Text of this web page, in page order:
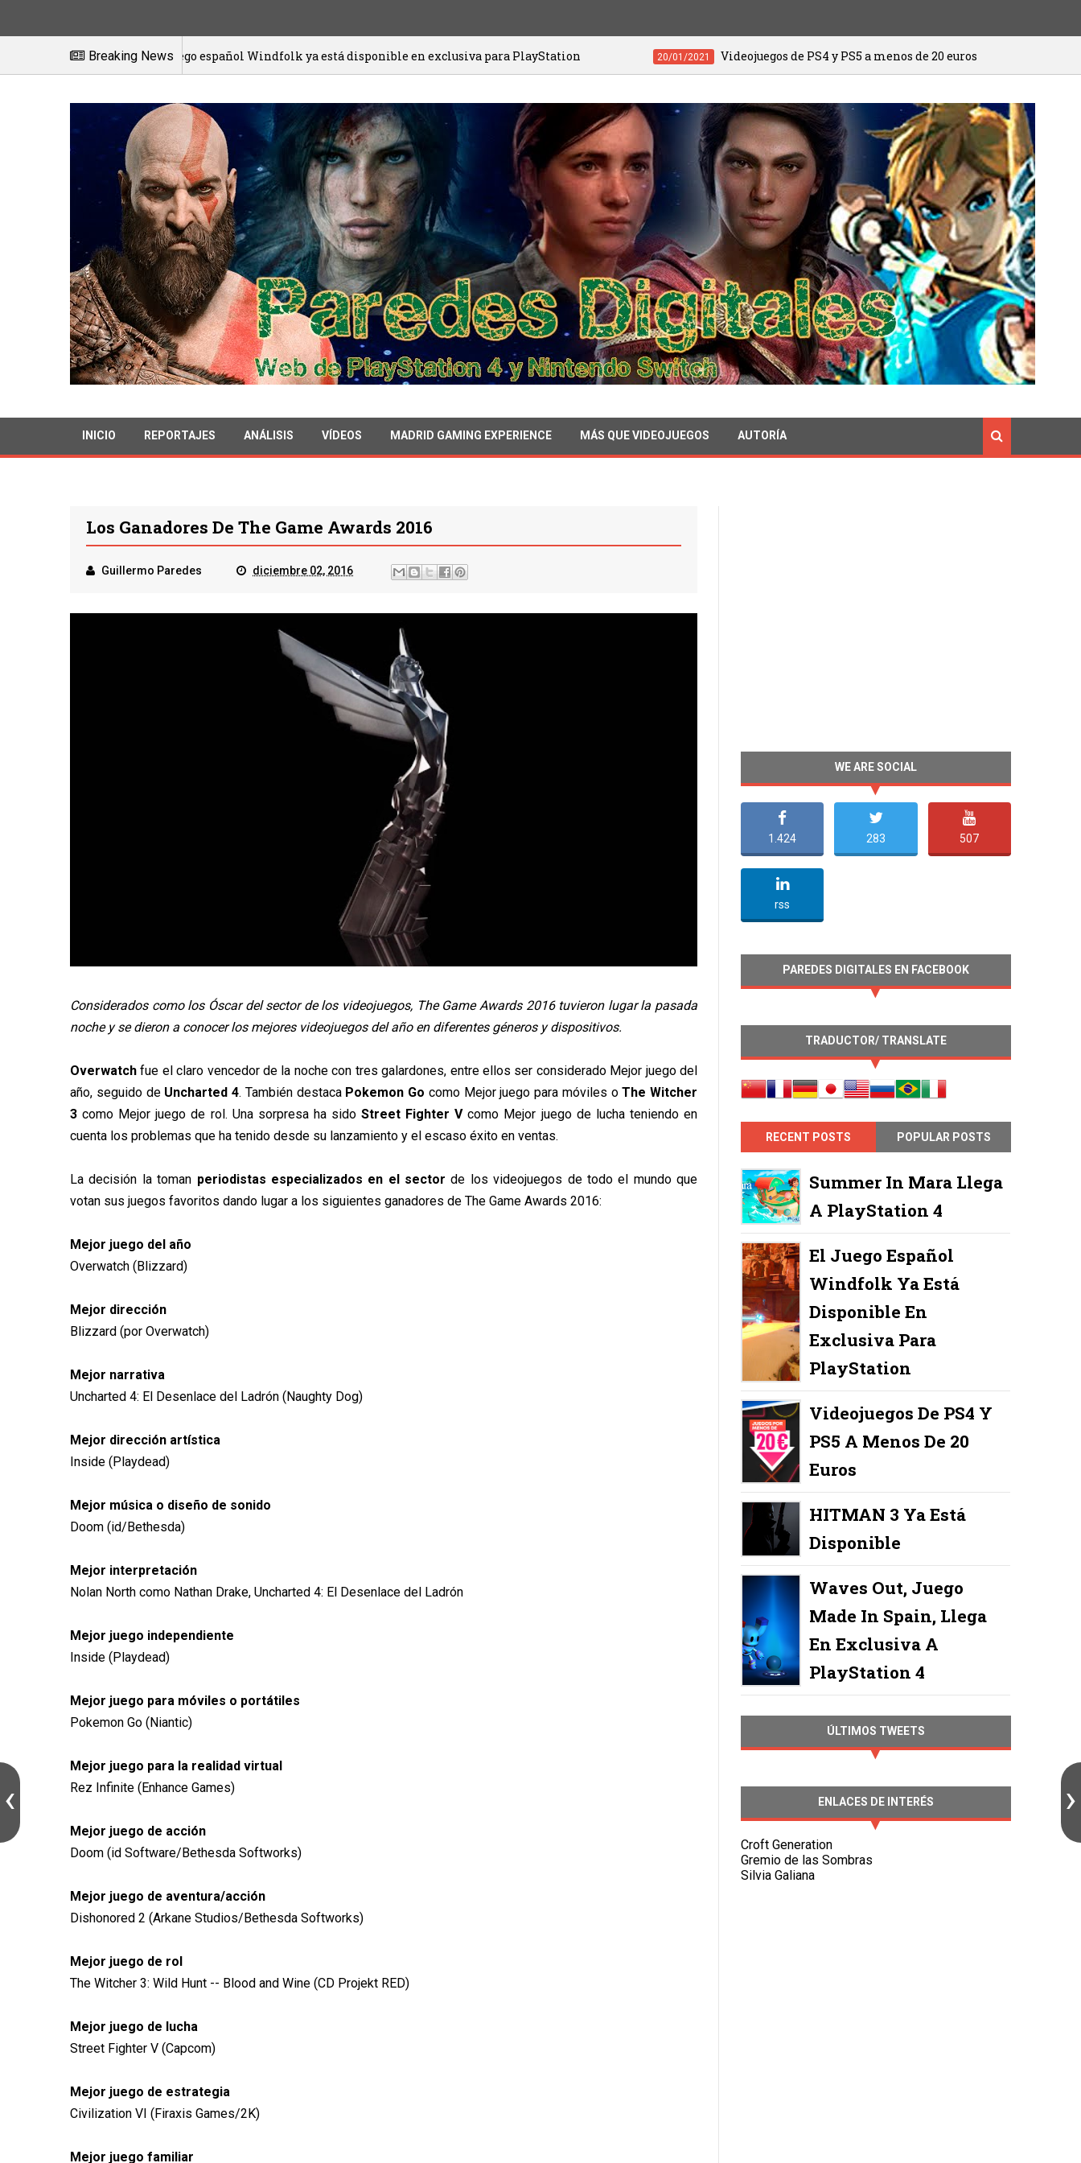
Breaking News
El juego español Windfolk ya está disponible en exclusiva para PlayStation 20/01/2021 Videojuegos de PS4 y PS5 a menos de 20 euros 20/01/2021
INICIO REPORTAJES ANÁLISIS VÍDEOS MADRID GAMING EXPERIENCE MÁS QUE VIDEOJUEGOS AUTORÍA
Los Ganadores De The Game Awards 2016
Guillermo Paredes diciembre 02, 2016
Considerados como los Óscar del sector de los videojuegos, The Game Awards 2016 tuvieron lugar la pasada
noche y se dieron a conocer los mejores videojuegos del año en diferentes géneros y dispositivos.
Overwatch fue el claro vencedor de la noche con tres galardones, entre ellos ser considerado Mejor juego del
año, seguido de Uncharted 4. También destaca Pokemon Go como Mejor juego para móviles oThe Witcher
3 como Mejor juego de rol. Una sorpresa ha sidoStreet Fighter Vcomo Mejor juego de lucha teniendo en
cuenta los problemas que ha tenido desde su lanzamiento y el escaso éxito en ventas.
La decisión la toman periodistas especializados en el sector de los videojuegos de todo el mundo que
votan sus juegos favoritos dando lugar a los siguientes ganadores de The Game Awards 2016:
Mejor juego del año
Overwatch (Blizzard)
Mejor dirección
Blizzard (por Overwatch)
Mejor narrativa
Uncharted 4: El Desenlace del Ladrón (Naughty Dog)
Mejor dirección artística
Inside (Playdead)
Mejor música o diseño de sonido
Doom (id/Bethesda)
Mejor interpretación
Nolan North como Nathan Drake, Uncharted 4: El Desenlace del Ladrón
Mejor juego independiente
Inside (Playdead)
Mejor juego para móviles o portátiles
Pokemon Go (Niantic)
Mejor juego para la realidad virtual
Rez Infinite (Enhance Games)
Mejor juego de acción
Doom (id Software/Bethesda Softworks)
Mejor juego de aventura/acción
Dishonored 2 (Arkane Studios/Bethesda Softworks)
Mejor juego de rol
The Witcher 3: Wild Hunt -- Blood and Wine (CD Projekt RED)
Mejor juego de lucha
Street Fighter V (Capcom)
Mejor juego de estrategia
Civilization VI (Firaxis Games/2K)
Mejor juego familiar
WE ARE SOCIAL
1.424 283 507
rss
PAREDES DIGITALES EN FACEBOOK
TRADUCTOR/ TRANSLATE
RECENT POSTS POPULAR POSTS
Summer In Mara Llega
A PlayStation 4
El Juego Español
Windfolk Ya Está
Disponible En
Exclusiva Para
PlayStation
Videojuegos De PS4 Y
PS5 A Menos De 20
Euros
HITMAN 3 Ya Está
Disponible
Waves Out, Juego
Made In Spain, Llega
En Exclusiva A
PlayStation 4
ÚLTIMOS TWEETS
ENLACES DE INTERÉS
Croft Generation
Gremio de las Sombras
Silvia Galiana